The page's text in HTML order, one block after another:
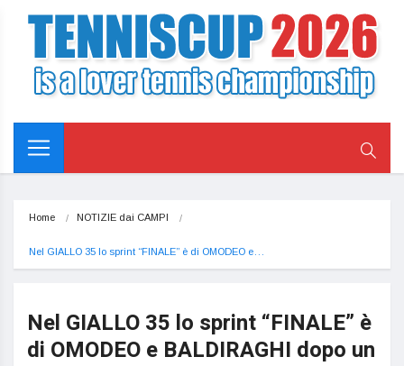
Home NOTIZIE dai CAMPI
Nel GIALLO 35 lo sprint “FINALE” è di OMODEO e…
Nel GIALLO 35 lo sprint “FINALE” è
di OMODEO e BALDIRAGHI dopo un